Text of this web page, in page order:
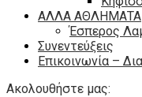
ΑΛΛΑ ΑΘΛΗΜΑΤΑ
Έσπερος
Συνεντεύξεις
Επικοινωνία –
Ακολουθήστε μας: